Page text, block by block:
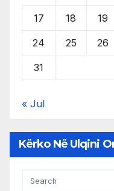
17 18 19
24 25 26
31
« Jul
Kërko Në Ulqini